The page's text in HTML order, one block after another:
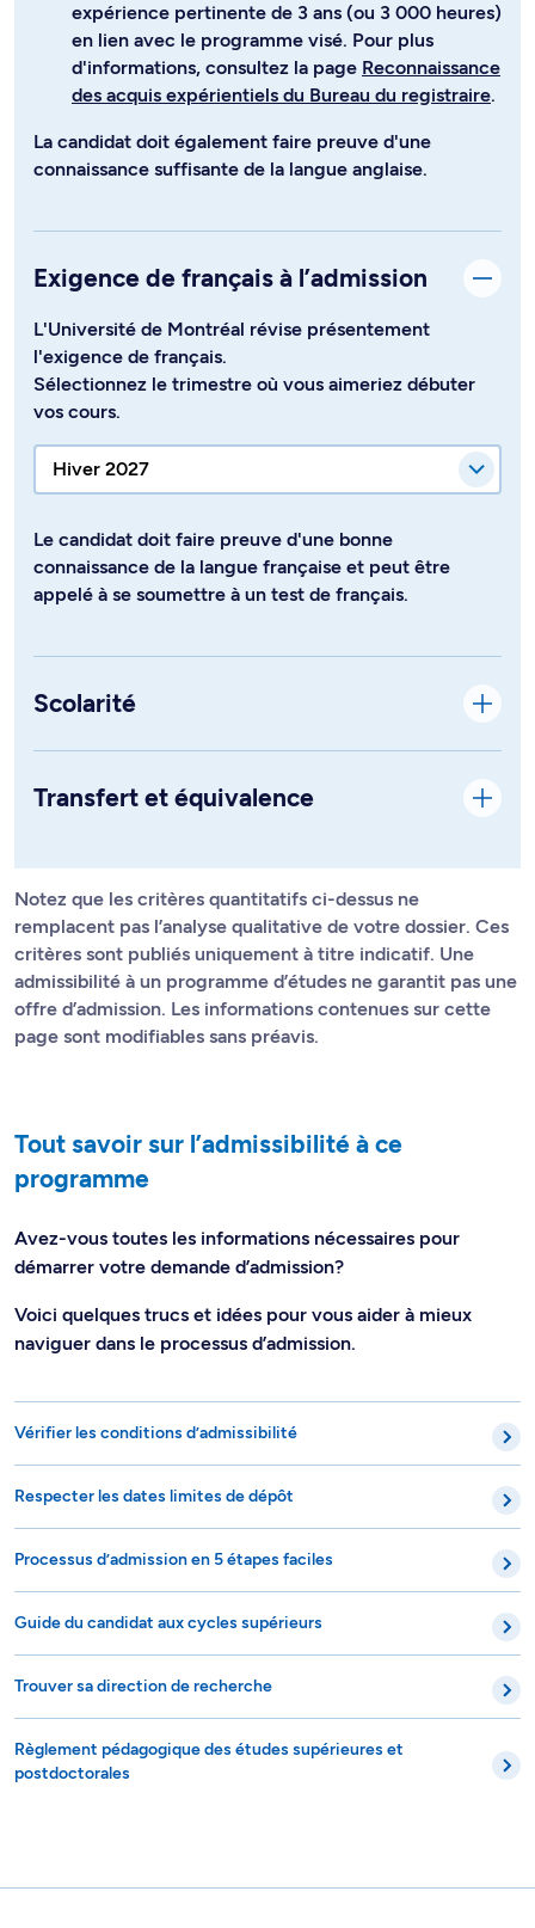
expérience pertinente de 3 ans (ou 3 000 heures)
en lien avec le programme visé. Pour plus
d'informations, consultez la page Reconnaissance
des acquis expérientiels du Bureau du registraire.
La candidat doit également faire preuve d'une
connaissance suffisante de la langue anglaise.
Exigence de français à l’admission
L'Université de Montréal révise présentement
l'exigence de français.
Sélectionnez le trimestre où vous aimeriez débuter
vos cours.
Le candidat doit faire preuve d'une bonne
connaissance de la langue française et peut être
appelé à se soumettre à un test de français.
Scolarité
Transfert et équivalence
Notez que les critères quantitatifs ci-dessus ne
remplacent pas l’analyse qualitative de votre dossier. Ces
critères sont publiés uniquement à titre indicatif. Une
admissibilité à un programme d’études ne garantit pas une
offre d’admission. Les informations contenues sur cette
page sont modifiables sans préavis.
Tout savoir sur l’admissibilité à ce
programme
Avez-vous toutes les informations nécessaires pour
démarrer votre demande d’admission?
Voici quelques trucs et idées pour vous aider à mieux
naviguer dans le processus d’admission.
Vérifier les conditions d’admissibilité
Respecter les dates limites de dépôt
Processus d’admission en 5 étapes faciles
Guide du candidat aux cycles supérieurs
Trouver sa direction de recherche
Règlement pédagogique des études supérieures et
postdoctorales